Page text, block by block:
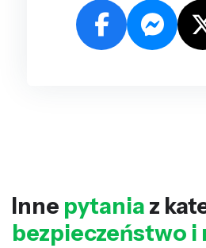
Inne pytania z
bezpieczeństwo